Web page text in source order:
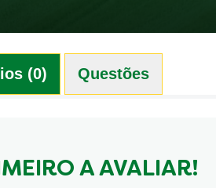
(0) Questões (0)
A AVALIAR!